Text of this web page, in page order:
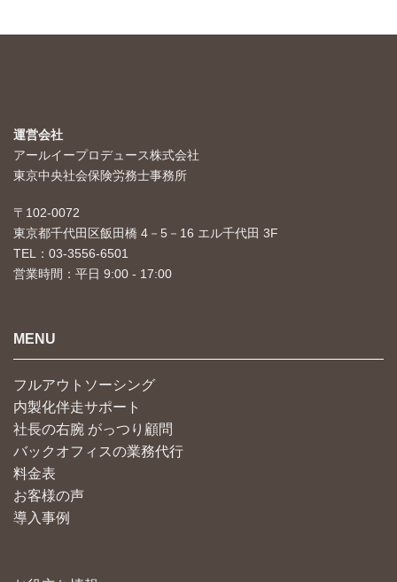
運営会社
アールイープロデュース株式会社
東京中央社会保険労務士事務所
〒102-0072
東京都千代田区飯田橋 4－5－16 エル千代田 3F
TEL：03-3556-6501
営業時間：平日 9:00 - 17:00
MENU
フルアウトソーシング
内製化伴走サポート
社長の右腕 がっつり顧問
バックオフィスの業務代行
料金表
お客様の声
導入事例